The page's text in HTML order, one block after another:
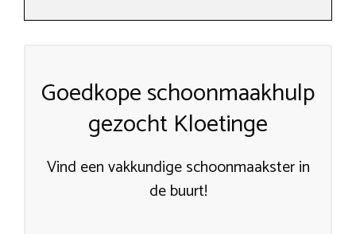
Goedkope schoonmaakhulp
gezocht Kloetinge
Vind een vakkundige schoonmaakster in
de buurt!